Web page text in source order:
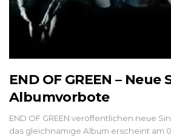
END OF GREEN – Neue
Albumvorbote
END OF GREEN veröffentlichen neue
das gleichnamige Album erscheint am